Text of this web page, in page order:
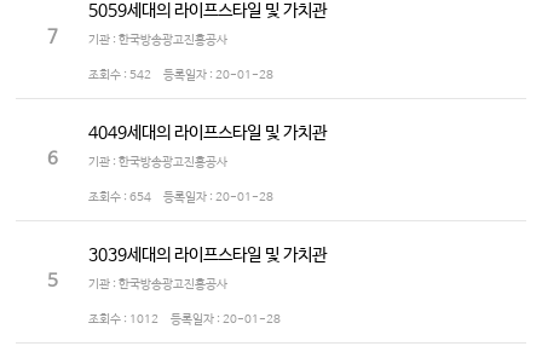
7
5059세대의 라이프스타일 및 가치관
기관 : 한국방송광고진흥공사
조회수 : 542 등록일자 : 20-01-28
6
4049세대의 라이프스타일 및 가치관
기관 : 한국방송광고진흥공사
조회수 : 654 등록일자 : 20-01-28
5
3039세대의 라이프스타일 및 가치관
기관 : 한국방송광고진흥공사
조회수 : 1012 등록일자 : 20-01-28